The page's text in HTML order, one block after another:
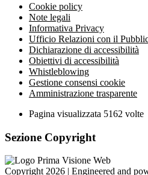
Cookie policy
Note legali
Informativa Privacy
Ufficio Relazioni con il
Dichiarazione di accessibilità
Obiettivi di accessibilità
Whistleblowing
Gestione consensi cookie
Amministrazione trasparente
Pagina visualizzata 5162 volte
Sezione Copyright
Copyright 2026 | Engineered and